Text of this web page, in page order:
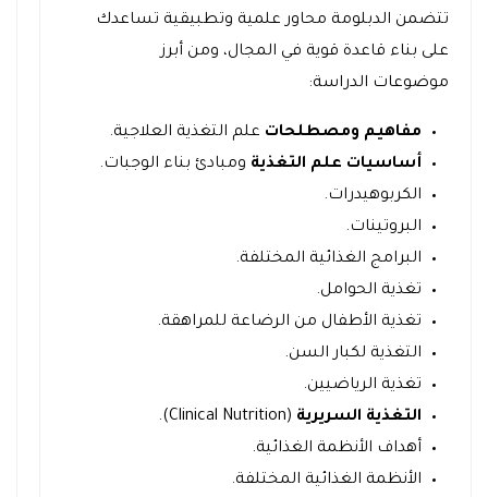
تتضمن الدبلومة محاور علمية وتطبيقية تساعدك
على بناء قاعدة قوية في المجال، ومن أبرز
موضوعات الدراسة:
مفاهيم ومصطلحات علم التغذية العلاجية.
أساسيات علم التغذية ومبادئ بناء الوجبات.
الكربوهيدرات.
البروتينات.
البرامج الغذائية المختلفة.
تغذية الحوامل.
تغذية الأطفال من الرضاعة للمراهقة.
التغذية لكبار السن.
تغذية الرياضيين.
التغذية السريرية (Clinical Nutrition).
أهداف الأنظمة الغذائية.
الأنظمة الغذائية المختلفة.